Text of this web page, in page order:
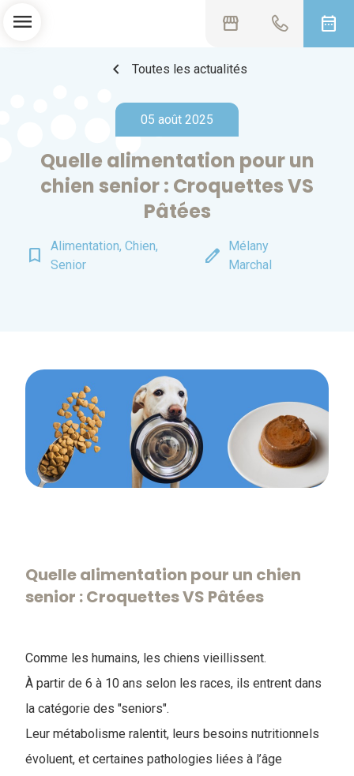
storefront date_range
menu
chevron_left Toutes les actualités
05 août 2025
Quelle alimentation pour un
chien senior : Croquettes VS
Pâtées
bookmark_border
Alimentation, Chien,
Senior
edit
Mélany
Marchal
Quelle alimentation pour un chien
senior : Croquettes VS Pâtées
Comme les humains, les chiens vieillissent.
À partir de 6 à 10 ans selon les races, ils entrent dans
la catégorie des "seniors".
Leur métabolisme ralentit, leurs besoins nutritionnels
évoluent, et certaines pathologies liées à l’âge